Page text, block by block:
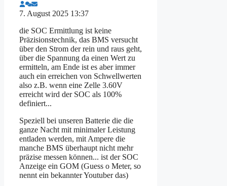
7. August 2025 13:37
die SOC Ermittlung ist keine
Präzisionstechnik, das BMS versucht
über den Strom der rein und raus geht,
über die Spannung da einen Wert zu
ermitteln, am Ende ist es aber immer
auch ein erreichen von Schwellwerten
also z.B. wenn eine Zelle 3.60V
erreicht wird der SOC als 100%
definiert...
Speziell bei unseren Batterie die die
ganze Nacht mit minimaler Leistung
entladen werden, mit Ampere die
manche BMS überhaupt nicht mehr
präzise messen können... ist der SOC
Anzeige ein GOM (Guess o Meter, so
nennt ein bekannter Youtuber das)